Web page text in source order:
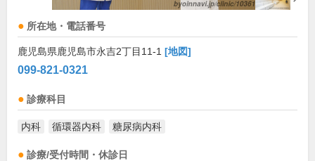
所在地・電話番号
鹿児島県鹿児島市永吉2丁目11-1 [地図]
099-821-0321
診療科目
内科 循環器内科 糖尿病内科
診療/受付時間・休診日